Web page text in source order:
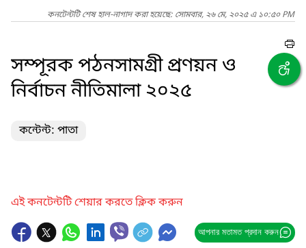
কনটেন্টটি শেষ হাল-নাগাদ করা হয়েছে: সোমবার, ২৬ মে, ২০২৫ এ ১০:৫০ PM
সম্পূরক পঠনসামগ্রী প্রণয়ন ও
নির্বাচন নীতিমালা ২০২৫
কন্টেন্ট: পাতা
এই কনটেন্টটি শেয়ার করতে ক্লিক করুন
আপনার মতামত প্রদান করুন